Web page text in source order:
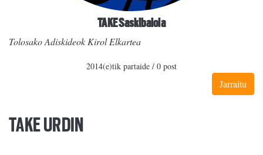
TAKE Saskibaloia
Tolosako Adiskideok Kirol Elkartea
2014(e)tik partaide / 0 post
Jarraitu
TAKE URDIN